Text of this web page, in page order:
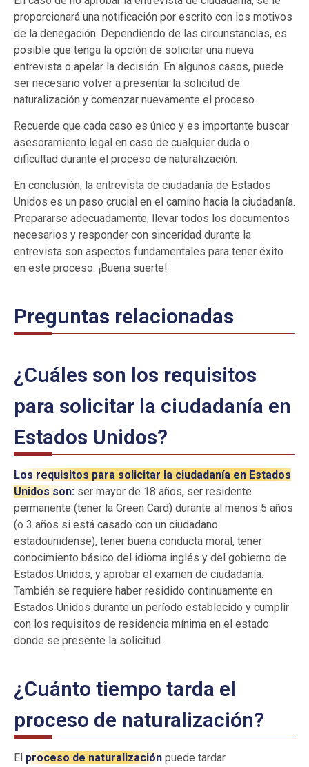
proporcionará una notificación por escrito con los motivos
de la denegación. Dependiendo de las circunstancias, es
posible que tenga la opción de solicitar una nueva
entrevista o apelar la decisión. En algunos casos, puede
ser necesario volver a presentar la solicitud de
naturalización y comenzar nuevamente el proceso.
Recuerde que cada caso es único y es importante buscar
asesoramiento legal en caso de cualquier duda o
dificultad durante el proceso de naturalización.
En conclusión, la entrevista de ciudadanía de Estados
Unidos es un paso crucial en el camino hacia la ciudadanía.
Prepararse adecuadamente, llevar todos los documentos
necesarios y responder con sinceridad durante la
entrevista son aspectos fundamentales para tener éxito
en este proceso. ¡Buena suerte!
Preguntas relacionadas
¿Cuáles son los requisitos
para solicitar la ciudadanía en
Estados Unidos?
Los requisitos para solicitar la ciudadanía en Estados
Unidos son: ser mayor de 18 años, ser residente
permanente (tener la Green Card) durante al menos 5 años
(o 3 años si está casado con un ciudadano
estadounidense), tener buena conducta moral, tener
conocimiento básico del idioma inglés y del gobierno de
Estados Unidos, y aprobar el examen de ciudadanía.
También se requiere haber residido continuamente en
Estados Unidos durante un período establecido y cumplir
con los requisitos de residencia mínima en el estado
donde se presente la solicitud.
¿Cuánto tiempo tarda el
proceso de naturalización?
El proceso de naturalización puede tardar